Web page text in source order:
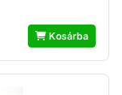
Kosárba